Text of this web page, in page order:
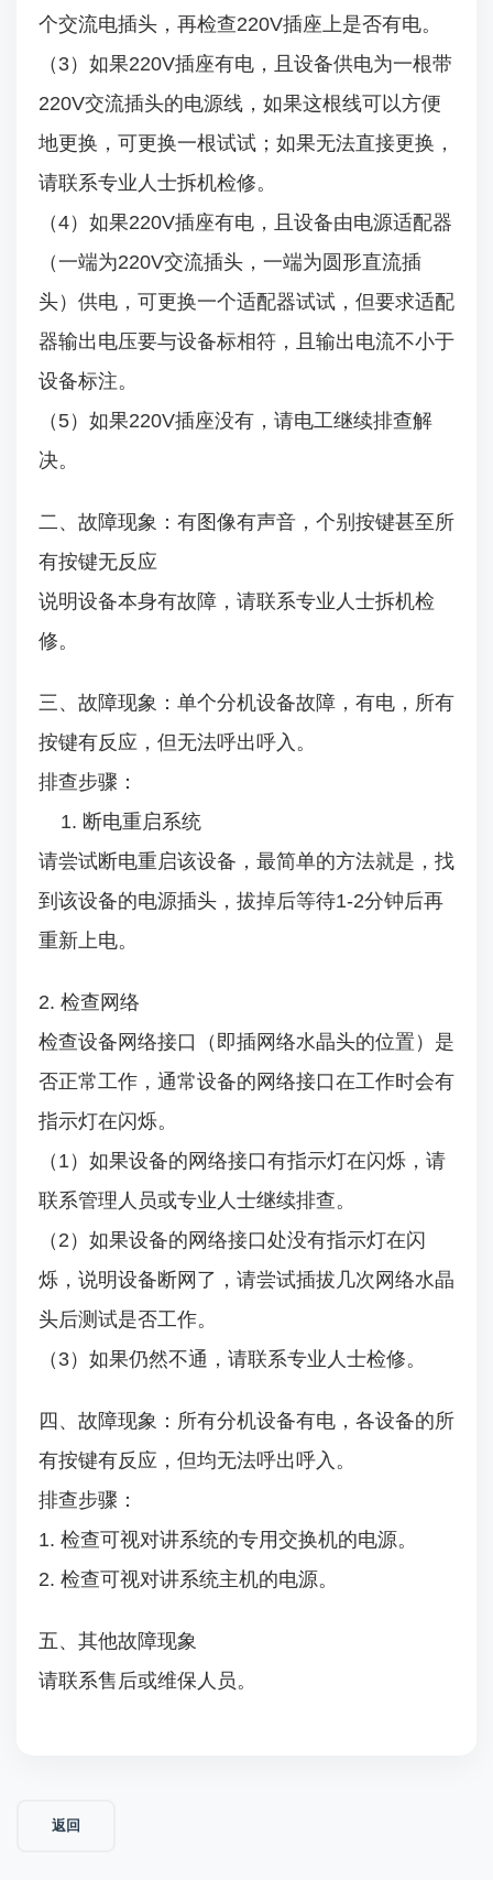
个交流电插头，再检查220V插座上是否有电。
（3）如果220V插座有电，且设备供电为一根带
220V交流插头的电源线，如果这根线可以方便
地更换，可更换一根试试；如果无法直接更换，
请联系专业人士拆机检修。
（4）如果220V插座有电，且设备由电源适配器
（一端为220V交流插头，一端为圆形直流插
头）供电，可更换一个适配器试试，但要求适配
器输出电压要与设备标相符，且输出电流不小于
设备标注。
（5）如果220V插座没有，请电工继续排查解
决。
二、故障现象：有图像有声音，个别按键甚至所
有按键无反应
说明设备本身有故障，请联系专业人士拆机检
修。
三、故障现象：单个分机设备故障，有电，所有
按键有反应，但无法呼出呼入。
排查步骤：
1. 断电重启系统
请尝试断电重启该设备，最简单的方法就是，找
到该设备的电源插头，拔掉后等待1-2分钟后再
重新上电。
2. 检查网络
检查设备网络接口（即插网络水晶头的位置）是
否正常工作，通常设备的网络接口在工作时会有
指示灯在闪烁。
（1）如果设备的网络接口有指示灯在闪烁，请
联系管理人员或专业人士继续排查。
（2）如果设备的网络接口处没有指示灯在闪
烁，说明设备断网了，请尝试插拔几次网络水晶
头后测试是否工作。
（3）如果仍然不通，请联系专业人士检修。
四、故障现象：所有分机设备有电，各设备的所
有按键有反应，但均无法呼出呼入。
排查步骤：
1. 检查可视对讲系统的专用交换机的电源。
2. 检查可视对讲系统主机的电源。
五、其他故障现象
请联系售后或维保人员。
返回